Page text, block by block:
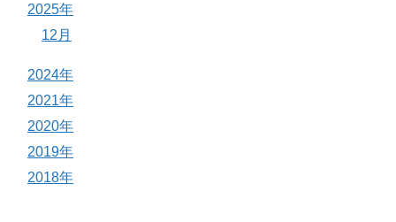
2025年
12月
2024年
2021年
2020年
2019年
2018年